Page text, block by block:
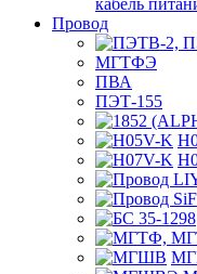
кабель
Провод
МГТФЭ
ПВА
ПЭТ-155